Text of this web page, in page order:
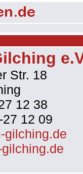
Str. 18
12 38
12 09
gilching.de